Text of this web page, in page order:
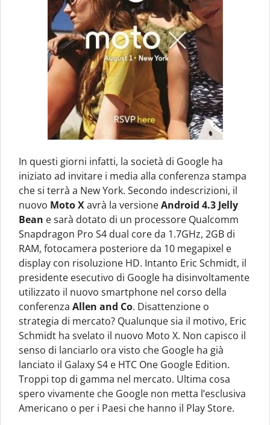
In questi giorni infatti, la società di Google ha
iniziato ad invitare i media alla conferenza stampa
che si terrà a New York. Secondo indescrizioni, il
nuovo Moto Xavrà la versioneAndroid 4.3 Jelly
Bean e sarà dotato di un processore Qualcomm
Snapdragon Pro S4 dual core da 1.7GHz, 2GB di
RAM, fotocamera posteriore da 10 megapixel e
display con risoluzione HD. Intanto Eric Schmidt, il
presidente esecutivo di Google ha disinvoltamente
utilizzato il nuovo smartphone nel corso della
conferenza Allen and Co. Disattenzione o
strategia di mercato? Qualunque sia il motivo, Eric
Schmidt ha svelato il nuovo Moto X. Non capisco il
senso di lanciarlo ora visto che Google ha già
lanciato il Galaxy S4 e HTC One Google Edition.
Troppi top di gamma nel mercato. Ultima cosa
spero vivamente che Google non metta l’esclusiva
Americano o per i Paesi che hanno il Play Store.